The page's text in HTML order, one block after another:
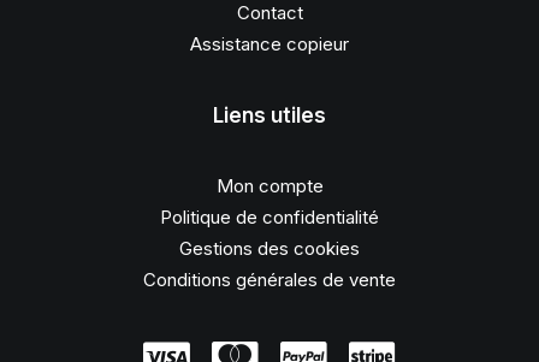
Contact
Assistance copieur
Liens utiles
Mon compte
Politique de confidentialité
Gestions des cookies
Conditions générales de vente